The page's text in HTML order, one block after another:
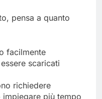
pensa a quanto
facilmente
scaricati
richiedere
più tempo